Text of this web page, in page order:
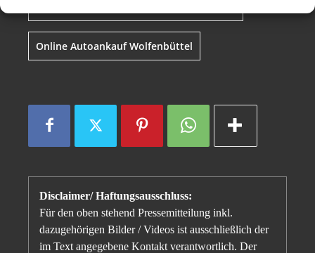
Online Autoankauf Wolfenbüttel
Disclaimer/ Haftungsausschluss:
Für den oben stehend Pressemitteilung inkl.
dazugehörigen Bilder / Videos ist ausschließlich der
im Text angegebene Kontakt verantwortlich. Der